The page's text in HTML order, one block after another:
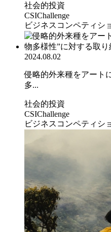
社会的投資
CSIChallenge
ビジネスコンペティシ
2024.08.02
侵略的外来種をアート
多...
社会的投資
CSIChallenge
ビジネスコンペティシ